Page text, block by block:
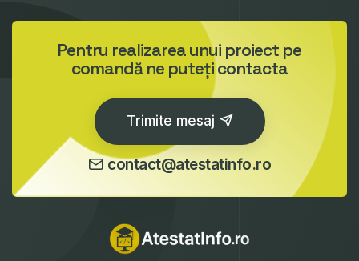
Pentru realizarea unui proiect pe
comandă ne puteți contacta
Trimite mesaj
contact@atestatinfo.ro